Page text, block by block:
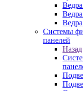
Системы
панелей
Назад